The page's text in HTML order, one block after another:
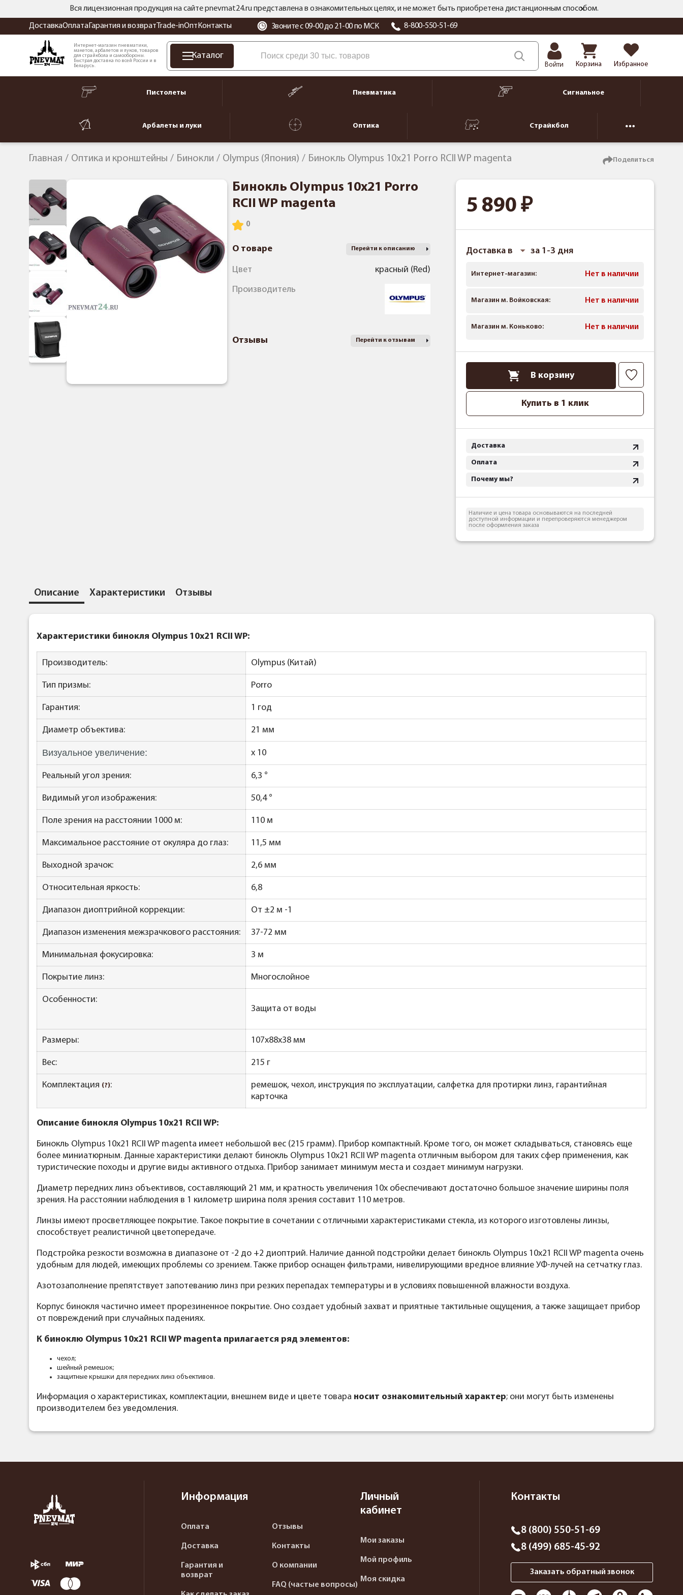
Вся лицензионная продукция на сайте pnevmat24.ru представлена в ознакомительных целях, и не может быть приобретена дистанционным способом.
ДоставкаОплата Гарантия и возврат Trade-inОпт Контакты Звоните с 09-00 до 21-00 по МСК 8-800-550-51-69
Интернет-магазин пневматики,
макетов, арбалетов и луков, товаров
для страйкбола и самообороны.
Быстрая доставка по всей России и в
Беларусь.
Каталог
Войти Корзина Избранное
Пистолеты Пневматика Сигнальное
Арбалеты и луки Оптика Страйкбол
Главная Оптика и кронштейны Бинокли Olympus (Япония) Бинокль Olympus 10x21 Porro RCII WP magenta Поделиться
Бинокль Olympus 10x21 Porro
RCII WP magenta
О товаре Перейти к описанию
Цвет красный (Red)
Производитель
Отзывы Перейти к отзывам
5 890
Доставка в за 1-3 дня
Интернет-магазин: Нет в наличии
Магазин м. Войковская: Нет в наличии
Магазин м. Коньково: Нет в наличии
В корзину
Купить в 1 клик
Доставка
Оплата
Почему мы?
Наличие и цена товара основываются на последней
доступной информации и перепроверяются менеджером
после оформления заказа
Описание Характеристики Отзывы
Характеристики бинокля Olympus 10x21 RCII WP:
Производитель: Olympus (Китай)
Тип призмы: Porro
Гарантия: 1 год
Диаметр объектива: 21 мм
Визуальное увеличение: x 10
Реальный угол зрения: 6,3 °
Видимый угол изображения: 50,4 °
Поле зрения на расстоянии 1000 м: 110 м
Максимальное расстояние от окуляра до глаз: 11,5 мм
Выходной зрачок: 2,6 мм
Относительная яркость: 6,8
Диапазон диоптрийной коррекции: От ±2 м -1
Диапазон изменения межзрачкового расстояния: 37-72 мм
Минимальная фокусировка: 3 м
Покрытие линз: Многослойное
Особенности:
Защита от воды
Размеры: 107х88х38 мм
Вес: 215 г
Комплектация (?):
ремешок, чехол, инструкция по эксплуатации, салфетка для протирки линз, гарантийная
карточка
Описание бинокля Olympus 10x21 RCII WP:
Бинокль Olympus 10x21 RCII WP magenta имеет небольшой вес (215 грамм). Прибор компактный. Кроме того, он может складываться, становясь еще
более миниатюрным. Данные характеристики делают бинокль Olympus 10x21 RCII WP magenta отличным выбором для таких сфер применения, как
туристические походы и другие виды активного отдыха. Прибор занимает минимум места и создает минимум нагрузки.
Диаметр передних линз объективов, составляющий 21 мм, и кратность увеличения 10х обеспечивают достаточно большое значение ширины поля
зрения. На расстоянии наблюдения в 1 километр ширина поля зрения составит 110 метров.
Линзы имеют просветляющее покрытие. Такое покрытие в сочетании с отличными характеристиками стекла, из которого изготовлены линзы,
способствует реалистичной цветопередаче.
Подстройка резкости возможна в диапазоне от -2 до +2 диоптрий. Наличие данной подстройки делает бинокль Olympus 10x21 RCII WP magenta очень
удобным для людей, имеющих проблемы со зрением. Также прибор оснащен фильтрами, нивелирующими вредное влияние УФ-лучей на сетчатку глаз.
Азотозаполнение препятствует запотеванию линз при резких перепадах температуры и в условиях повышенной влажности воздуха.
Корпус бинокля частично имеет прорезиненное покрытие. Оно создает удобный захват и приятные тактильные ощущения, а также защищает прибор
от повреждений при случайных падениях.
К биноклю Olympus 10x21 RCII WP magenta прилагается ряд элементов:
чехол;
шейный ремешок;
защитные крышки для передних линз объективов.
Информация о характеристиках, комплектации, внешнем виде и цвете товара носит ознакомительный характер; они могут быть изменены
производителем без уведомления.
Информация
Оплата
Доставка
Гарантия и
возврат
Отзывы
Контакты
О компании
FAQ (частые вопросы)
Личный
кабинет
Мои заказы
Мой профиль
Моя скидка
Контакты
8 (800) 550-51-69
8 (499) 685-45-92
Заказать обратный звонок